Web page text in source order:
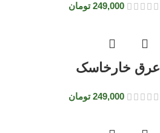
249,000 تومان
عرق خارخاسک
249,000 تومان